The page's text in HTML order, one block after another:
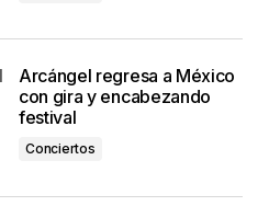
Arcángel regresa a México
con gira y encabezando
festival
Conciertos